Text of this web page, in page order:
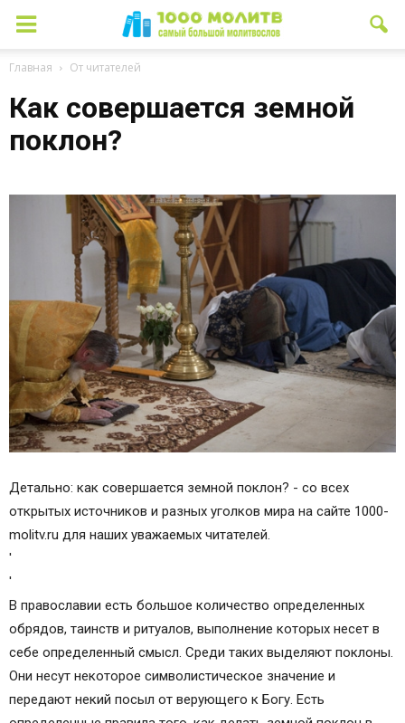
Главная От читателей
Как совершается земной
поклон?
Детально: как совершается земной поклон? - со всех
открытых источников и разных уголков мира на сайте 1000-
molitv.ru для наших уважаемых читателей.
'
'
В православии есть большое количество определенных
обрядов, таинств и ритуалов, выполнение которых несет в
себе определенный смысл. Среди таких выделяют поклоны.
Они несут некоторое символистическое значение и
передают некий посыл от верующего к Богу. Есть